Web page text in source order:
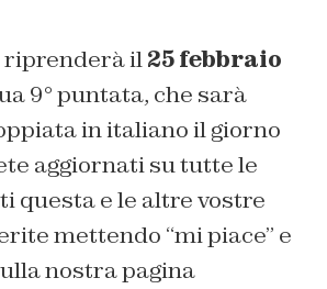
riprenderà il25 febbraio
9° puntata, che sarà
in italiano il giorno
aggiornati su tutte le
questa e le altre vostre
mettendo “mi piace” e
nostra pagina